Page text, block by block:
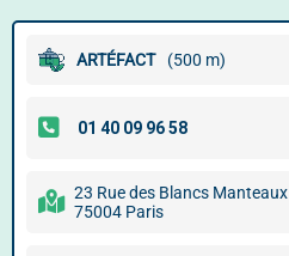
ARTÉFACT (500 m)
23 Rue des Blancs Manteaux
75004 Paris